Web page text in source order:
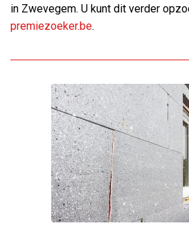
in Zwevegem. U kunt dit verder
premiezoeker.be.